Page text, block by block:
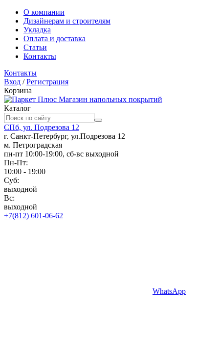
О компании
Дизайнерам и строителям
Укладка
Оплата и доставка
Статьи
Контакты
Контакты
Вход /Регистрация
Корзина
Магазин напольных покрытий
Каталог
СПб, ул. Подрезова 12
г. Санкт-Петербург, ул.Подрезова 12
м. Петроградская
пн-пт 10:00-19:00, сб-вс выходной
Пн-Пт:
10:00 - 19:00
Суб:
выходной
Вс:
выходной
+7(812) 601-06-62
WhatsApp